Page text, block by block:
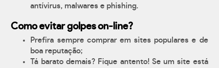
antívirus, malwares e phishing.
Como evitar golpes on-line?
Prefira sempre comprar em sites populares e de
boa reputação;
Tá barato demais? Fique antento! Se um site está